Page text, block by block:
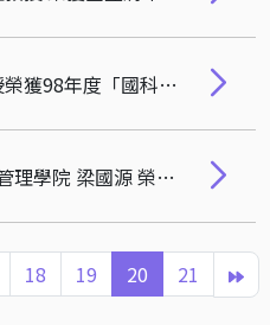
賀！科法所彭心儀教授榮獲98年度「國科會傑出研究獎」
2010年清華大學 科技管理學院 梁國源 榮譽教授
18 19 20 21